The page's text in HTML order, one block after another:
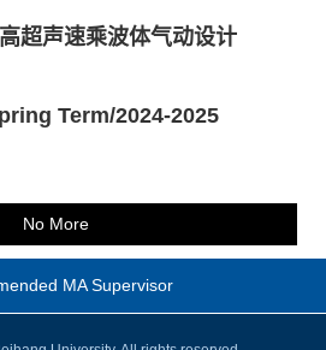
超声速乘波体气动设计
Term/2024-2025
No More
MA Supervisor